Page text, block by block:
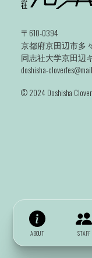
ABOUT STAFF
〒610-0394
京都府京田辺市多
同志社大学京田辺
doshisha-
©️ 2024 Doshisha Clover